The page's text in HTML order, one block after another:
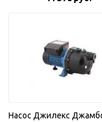
Насос Джилекс